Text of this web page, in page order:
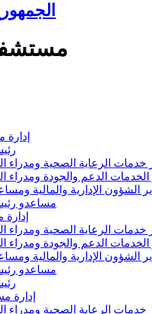
خدمات الرعاية الصحية ومدراء
الخدمات الدعم والجودة ومدراء
الشؤون الإدارية والمالية
مساعدو
خدمات الرعاية الصحية ومدراء
الخدمات الدعم والجودة ومدراء
الشؤون الإدارية والمالية
مساعدو
إدارة
خدمات الرعاية الصحية ومدراء